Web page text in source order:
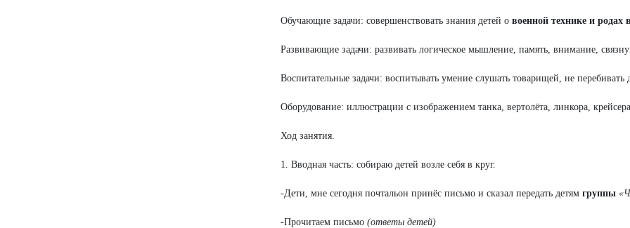
Обучающие задачи: совершенствовать знания детей о военной технике и родах
Развивающие задачи: развивать логическое мышление, память, внимание,
Воспитательные задачи: воспитывать умение слушать товарищей, не перебивать
Оборудование: иллюстрации с изображением танка, вертолёта, линкора,
Ход занятия.
1. Вводная часть: собираю детей возле себя в круг.
-Дети, мне сегодня почтальон принёс письмо и сказал передать детям группы
-Прочитаем письмо (ответы детей)